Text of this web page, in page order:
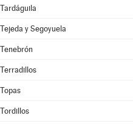
Tardáguila
Tejeda y Segoyuela
Tenebrón
Terradillos
Topas
Tordillos